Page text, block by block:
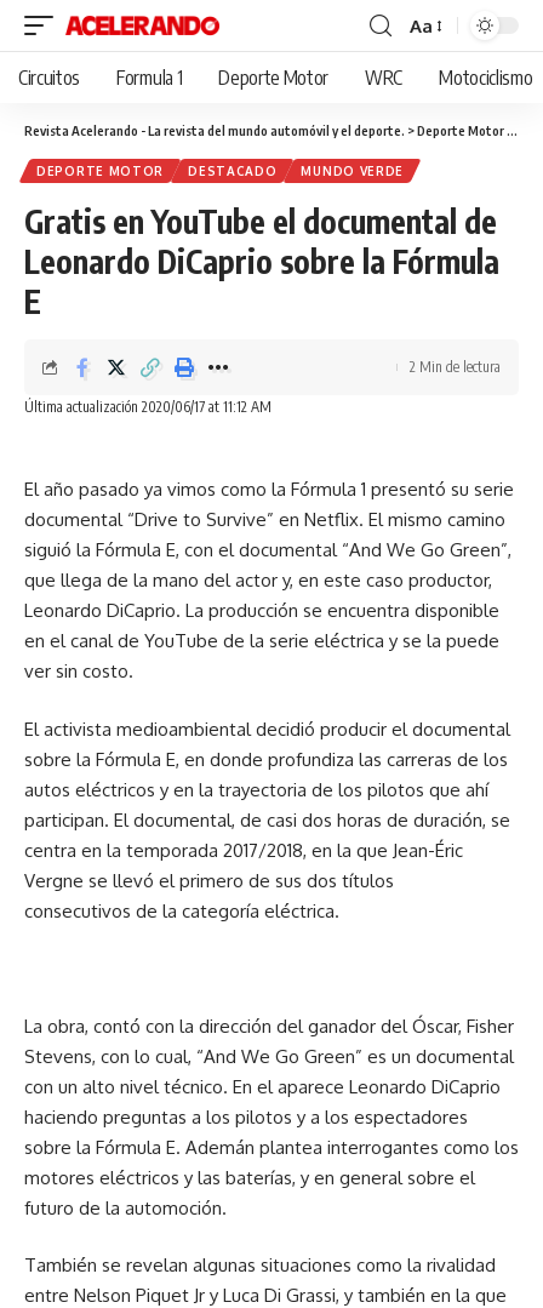
Cambiar
tamaño
fuente
Aa
Circuitos Formula 1 Deporte Motor WRC Motociclismo
Revista Acelerando - La revista del mundo automóvil y el deporte. >Deporte Motor
DEPORTE MOTOR DESTACADO MUNDO VERDE
Gratis en YouTube el documental de
Leonardo DiCaprio sobre la Fórmula
E
Última actualización 2020/06/17 at 11:12 AM
2 Min de lectura
El año pasado ya vimos como la Fórmula 1 presentó su serie
documental “Drive to Survive” en Netflix. El mismo camino
siguió la Fórmula E, con el documental “And We Go Green”,
que llega de la mano del actor y, en este caso productor,
Leonardo DiCaprio. La producción se encuentra disponible
en el canal de YouTube de la serie eléctrica y se la puede
ver sin costo.
El activista medioambiental decidió producir el documental
sobre la Fórmula E, en donde profundiza las carreras de los
autos eléctricos y en la trayectoria de los pilotos que ahí
participan. El documental, de casi dos horas de duración, se
centra en la temporada 2017/2018, en la que Jean-Éric
Vergne se llevó el primero de sus dos títulos
consecutivos de la categoría eléctrica.
La obra, contó con la dirección del ganador del Óscar, Fisher
Stevens, con lo cual, “And We Go Green” es un documental
con un alto nivel técnico. En el aparece Leonardo DiCaprio
haciendo preguntas a los pilotos y a los espectadores
sobre la Fórmula E. Ademán plantea interrogantes como los
motores eléctricos y las baterías, y en general sobre el
futuro de la automoción.
También se revelan algunas situaciones como la rivalidad
entre Nelson Piquet Jr y Luca Di Grassi, y también en la que